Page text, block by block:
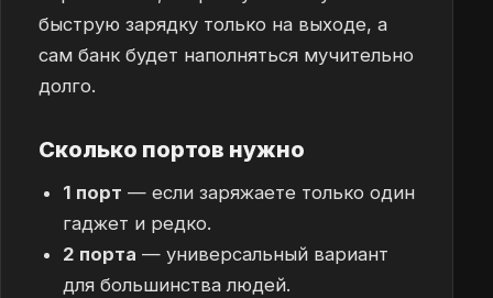
быструю зарядку только на выходе, а
сам банк будет наполняться мучительно
долго.
Сколько портов нужно
1 порт — если заряжаете только один
гаджет и редко.
2 порта — универсальный вариант
для большинства людей.